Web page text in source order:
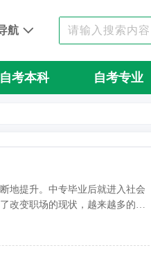
航
自考本科 自考专业
地提升。中专毕业后就进入社会
改变职场的现状，越来越多的中